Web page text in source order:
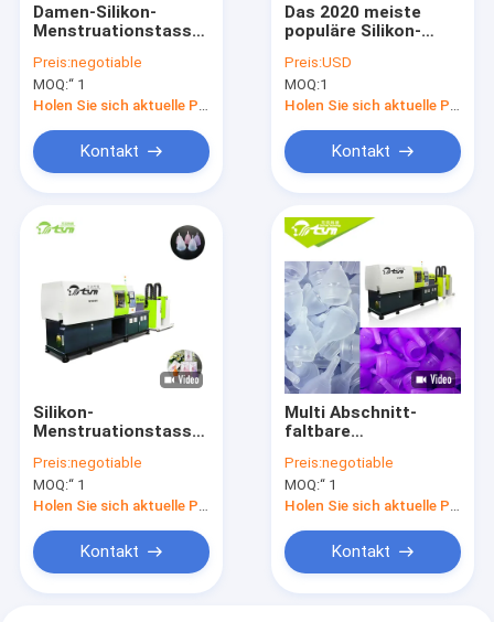
Damen-Silikon-
Menstruationstasse,
Maschinen-macht 4,0
* 1,2 * 1.9m
Preis:negotiable
MOQ:“ 1
Kontakt
Das 2020 meiste
populäre Silikon-
das Maschine
herstellt
Preis:USD
MOQ:1
Kontakt
Silikon-
Menstruationstasse-
Spannkraft 130
Tonne
Preis:negotiable
MOQ:“ 1
Holen Sie sich aktuelle Preis
Kontakt
Multi Abschnitt-
faltbare
Produktionsmaschine
für Softcup
Preis:negotiable
MOQ:“ 1
Holen Sie sich aktuelle Preis
Kontakt